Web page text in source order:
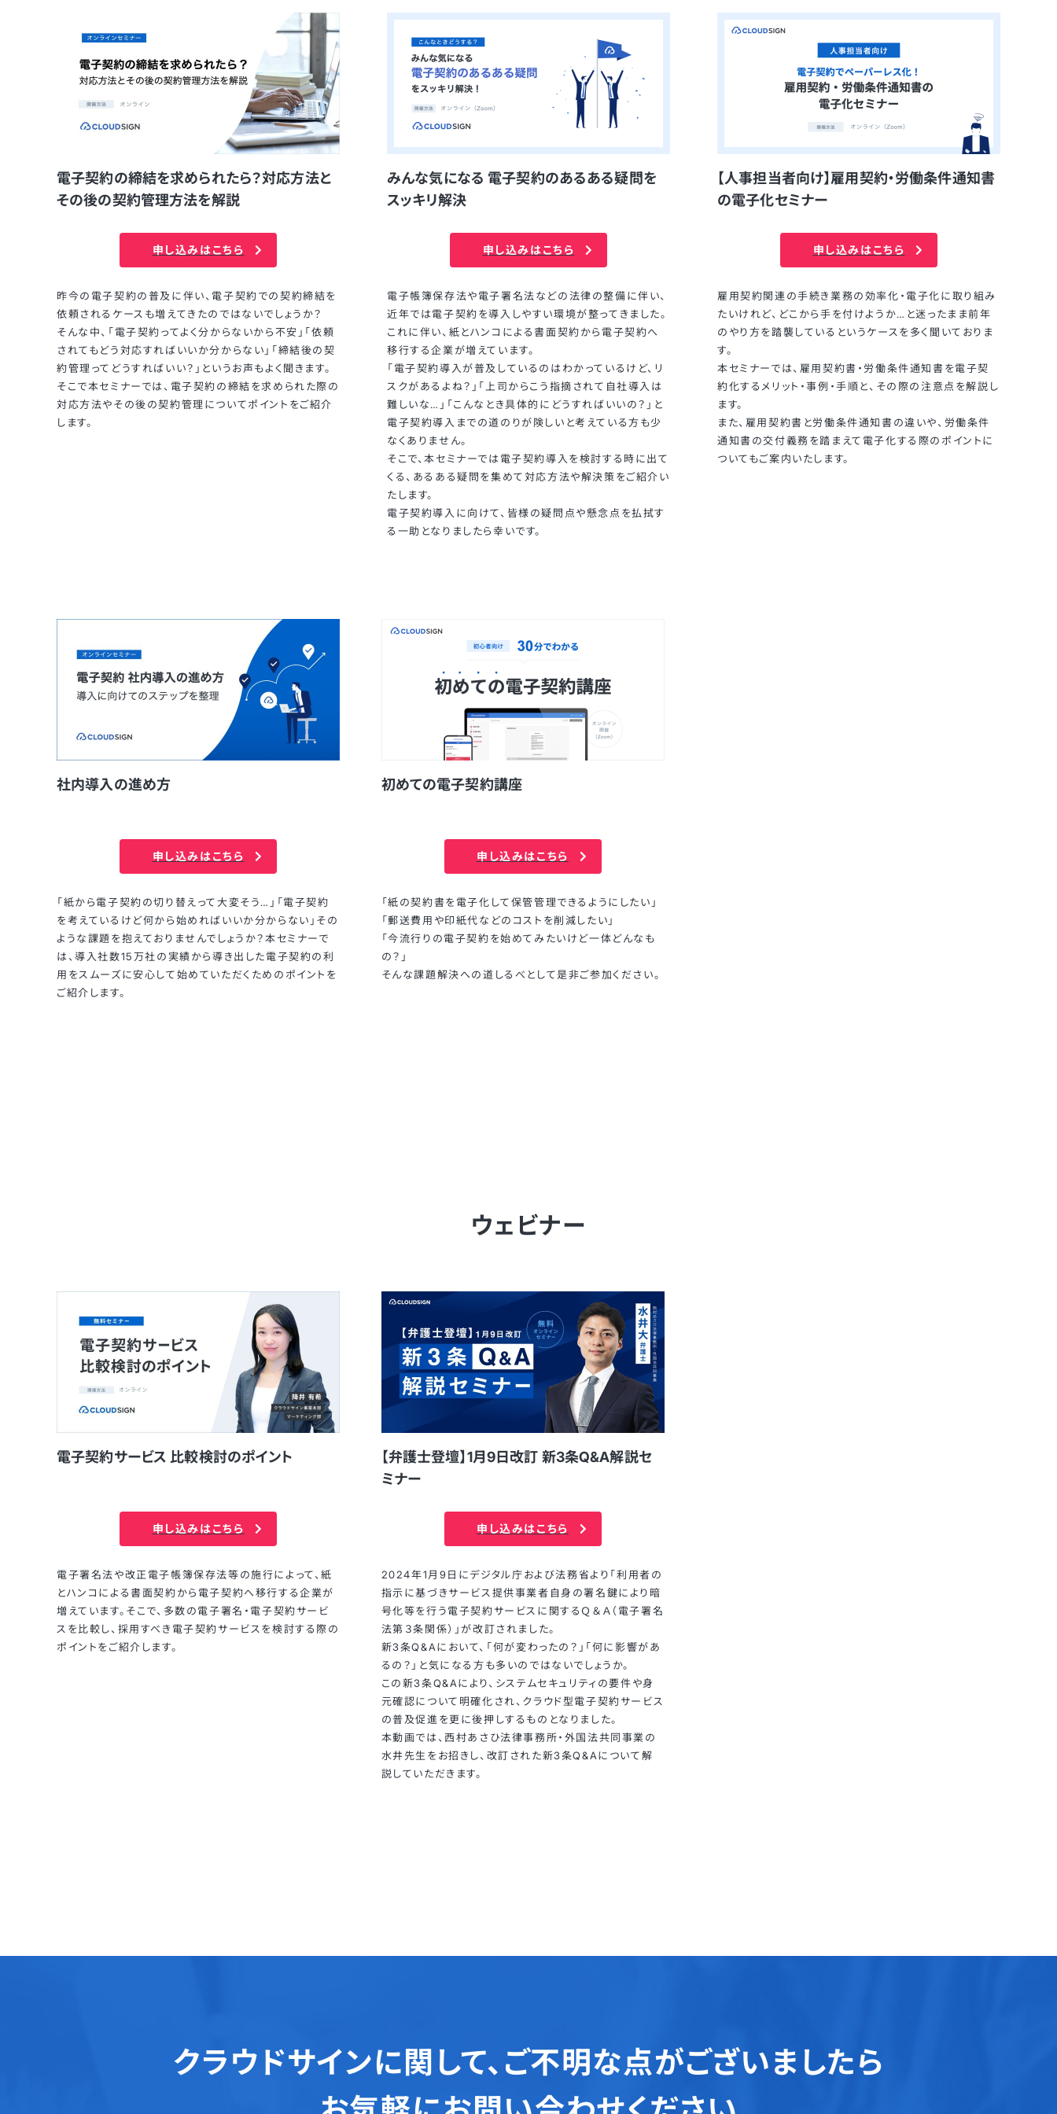
電子契約の締結を求められたら？対応方法と
その後の契約管理方法を解説
申し込みはこちら
昨今の電子契約の普及に伴い、電子契約での契約締結を
依頼されるケースも増えてきたのではないでしょうか？
そんな中、「電子契約ってよく分からないから不安」「依頼
されてもどう対応すればいいか分からない」「締結後の契
約管理ってどうすればいい？」というお声もよく聞きます。
そこで本セミナーでは、電子契約の締結を求められた際の
対応方法やその後の契約管理についてポイントをご紹介
します。
みんな気になる 電子契約のあるある疑問を
スッキリ解決
申し込みはこちら
電子帳簿保存法や電子署名法などの法律の整備に伴い、
近年では電子契約を導入しやすい環境が整ってきました。
これに伴い、紙とハンコによる書面契約から電子契約へ
移行する企業が増えています。
「電子契約導入が普及しているのはわかっているけど、リ
スクがあるよね？」「上司からこう指摘されて自社導入は
難しいな…」「こんなとき具体的にどうすればいいの？」と
電子契約導入までの道のりが険しいと考えている方も少
なくありません。
そこで、本セミナーでは電子契約導入を検討する時に出て
くる、あるある疑問を集めて対応方法や解決策をご紹介い
たします。
電子契約導入に向けて、皆様の疑問点や懸念点を払拭す
る一助となりましたら幸いです。
【人事担当者向け】雇用契約・労働条件通知書
の電子化セミナー
申し込みはこちら
雇用契約関連の手続き業務の効率化・電子化に取り組み
たいけれど、どこから手を付けようか…と迷ったまま前年
のやり方を踏襲しているというケースを多く聞いておりま
す。
本セミナーでは、雇用契約書・労働条件通知書を電子契
約化するメリット・事例・手順と、その際の注意点を解説し
ます。
また、雇用契約書と労働条件通知書の違いや、労働条件
通知書の交付義務を踏まえて電子化する際のポイントに
ついてもご案内いたします。
社内導入の進め方
申し込みはこちら
「紙から電子契約の切り替えって大変そう…」「電子契約
を考えているけど何から始めればいいか分からない」その
ような課題を抱えておりませんでしょうか？本セミナーで
は、導入社数15万社の実績から導き出した電子契約の利
用をスムーズに安心して始めていただくためのポイントを
ご紹介します。
初めての電子契約講座
申し込みはこちら
「紙の契約書を電子化して保管管理できるようにしたい」
「郵送費用や印紙代などのコストを削減したい」
「今流行りの電子契約を始めてみたいけど一体どんなも
の？」
そんな課題解決への道しるべとして是非ご参加ください。
ウェビナー
電子契約サービス 比較検討のポイント
申し込みはこちら
電子署名法や改正電子帳簿保存法等の施行によって、紙
とハンコによる書面契約から電子契約へ移行する企業が
増えています。そこで、多数の電子署名・電子契約サービ
スを比較し、採用すべき電子契約サービスを検討する際の
ポイントをご紹介します。
【弁護士登壇】1月9日改訂 新3条Q&A解説セ
ミナー
申し込みはこちら
2024年1月9日にデジタル庁および法務省より「利用者の
指示に基づきサービス提供事業者自身の署名鍵により暗
号化等を行う電子契約サービスに関するＱ＆Ａ（電子署名
法第３条関係）」が改訂されました。
新3条Q&Aにおいて、「何が変わったの？」「何に影響があ
るの？」と気になる方も多いのではないでしょうか。
この新3条Q&Aにより、システムセキュリティの要件や身
元確認について明確化され、クラウド型電子契約サービス
の普及促進を更に後押しするものとなりました。
本動画では、西村あさひ法律事務所・外国法共同事業の
水井先生をお招きし、改訂された新3条Q&Aについて解
説していただきます。
クラウドサインに関して、 ご不明な点がございましたら